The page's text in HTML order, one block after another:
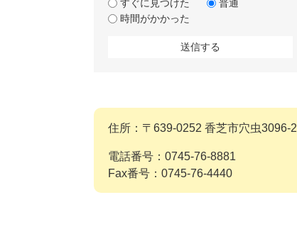
すぐに見つけた
普通
時間がかかった
住所：〒639-0252 香芝市穴虫3096-2
電話番号：0745-76-8881
Fax番号：0745-76-4440